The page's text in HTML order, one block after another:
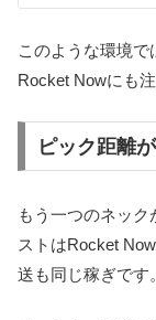
このような環境
Rocket Nowにも
ピック距離
もう一つのネッ
ストはRocket
送も同じ稼ぎです。